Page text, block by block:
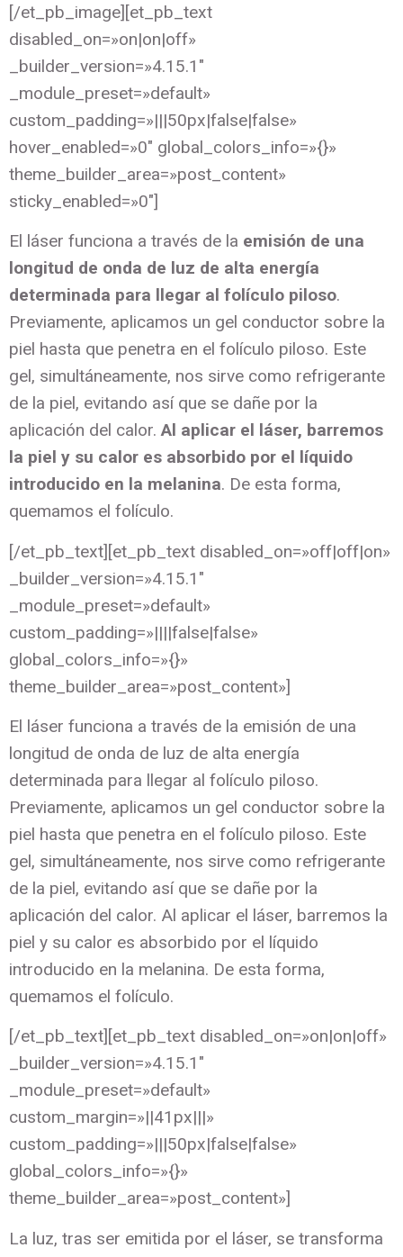
[/et_pb_image][et_pb_text
disabled_on=»on|on|off»
_builder_version=»4.15.1″
_module_preset=»default»
custom_padding=»|||50px|false|false»
hover_enabled=»0″ global_colors_info=»{}»
theme_builder_area=»post_content»
sticky_enabled=»0″]
El láser funciona a través de la emisión de una
longitud de onda de luz de alta energía
determinada para llegar al folículo piloso.
Previamente, aplicamos un gel conductor sobre la
piel hasta que penetra en el folículo piloso. Este
gel, simultáneamente, nos sirve como refrigerante
de la piel, evitando así que se dañe por la
aplicación del calor.Al aplicar el láser, barremos
la piel y su calor es absorbido por el líquido
introducido en la melanina. De esta forma,
quemamos el folículo.
[/et_pb_text][et_pb_text disabled_on=»off|off|on»
_builder_version=»4.15.1″
_module_preset=»default»
custom_padding=»||||false|false»
global_colors_info=»{}»
theme_builder_area=»post_content»]
El láser funciona a través de la emisión de una
longitud de onda de luz de alta energía
determinada para llegar al folículo piloso.
Previamente, aplicamos un gel conductor sobre la
piel hasta que penetra en el folículo piloso. Este
gel, simultáneamente, nos sirve como refrigerante
de la piel, evitando así que se dañe por la
aplicación del calor. Al aplicar el láser, barremos la
piel y su calor es absorbido por el líquido
introducido en la melanina. De esta forma,
quemamos el folículo.
[/et_pb_text][et_pb_text disabled_on=»on|on|off»
_builder_version=»4.15.1″
_module_preset=»default»
custom_margin=»||41px|||»
custom_padding=»|||50px|false|false»
global_colors_info=»{}»
theme_builder_area=»post_content»]
La luz, tras ser emitida por el láser, se transforma